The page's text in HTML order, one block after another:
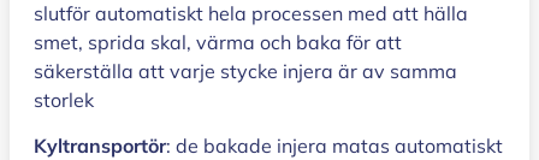
slutför automatiskt hela processen med att hälla
smet, sprida skal, värma och baka för att
säkerställa att varje stycke injera är av samma
storlek
Kyltransportör: de bakade injera matas automatiskt